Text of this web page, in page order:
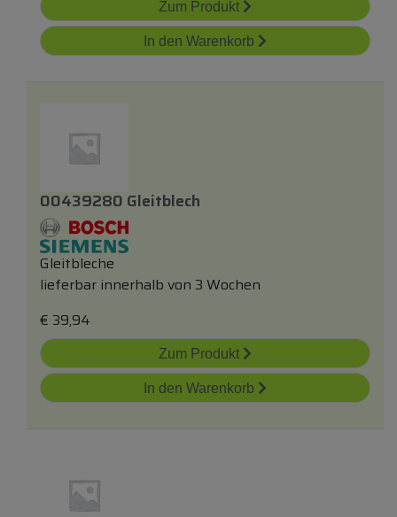
Zum Produkt
In den Warenkorb
00439280 Gleitblech
Gleitbleche
lieferbar innerhalb von 3 Wochen
€ 39,94
Zum Produkt
In den Warenkorb